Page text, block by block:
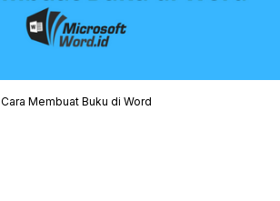
Cara Membuat Buku di Word